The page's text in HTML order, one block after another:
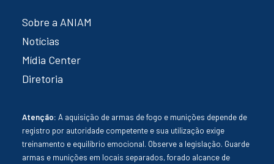
Sobre a ANIAM
Notícias
Mídia Center
Diretoria
Atenção: A aquisição de armas de fogo e munições depende de
registro por autoridade competente e sua utilização exige
treinamento e equilíbrio emocional. Observe a legislação. Guarde
armas e munições em locais separados, forado alcance de